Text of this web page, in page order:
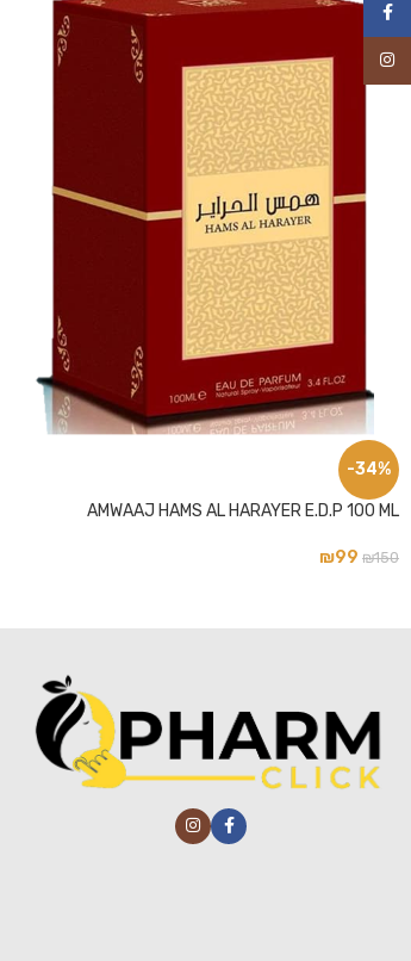
-34%
AMWAAJ HAMS AL HARAYER E.D.P 100 ML
₪150
₪99
פייסבוק
אינסטגרם